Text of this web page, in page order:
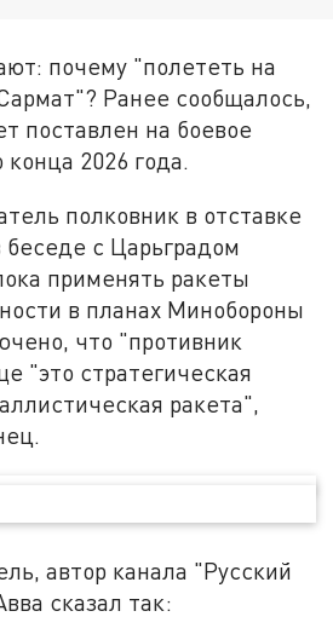
почему "полететь на
Ранее сообщалось,
поставлен на боевое
2026 года.
полковник в отставке
с Царьградом
применять ракеты
в планах Минобороны
что "противник
"это стратегическая
ракета",
автор канала "Русский
сказал так: